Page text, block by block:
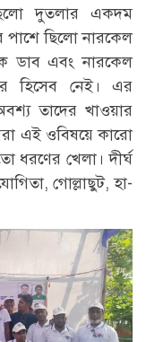
দুতলার একদম
পাশে ছিলো নারকেল
ডাব এবং নারকেল
হিসেব নেই। এর
তাদের খাওয়ার
এই ওবিষয়ে কারো
ধরণের খেলা। দীর্ঘ
গোল্লাছুট, হা-